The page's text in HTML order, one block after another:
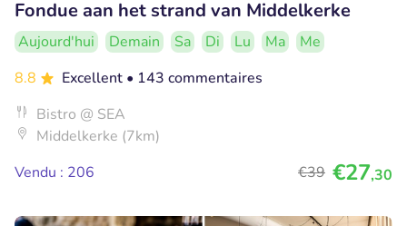
Fondue aan het strand van Middelkerke
Aujourd'hui Demain Sa Di Lu Ma
Me
8.8
Excellent • 143 commentaires
Bistro @ SEA
Middelkerke (7km)
Vendu : 206
€39 €27,30